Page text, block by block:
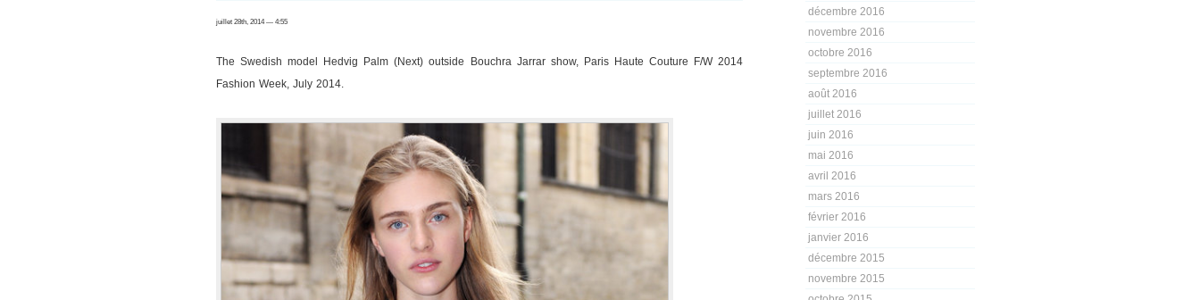
décembre 2016
novembre 2016
octobre 2016
septembre 2016
août 2016
juillet 2016
juin 2016
mai 2016
avril 2016
mars 2016
février 2016
janvier 2016
décembre 2015
novembre 2015
juillet 28th, 2014 — 4:55
The Swedish model Hedvig Palm (Next) outside Bouchra Jarrar show, Paris Haute Couture F/W 2014
Fashion Week, July 2014.